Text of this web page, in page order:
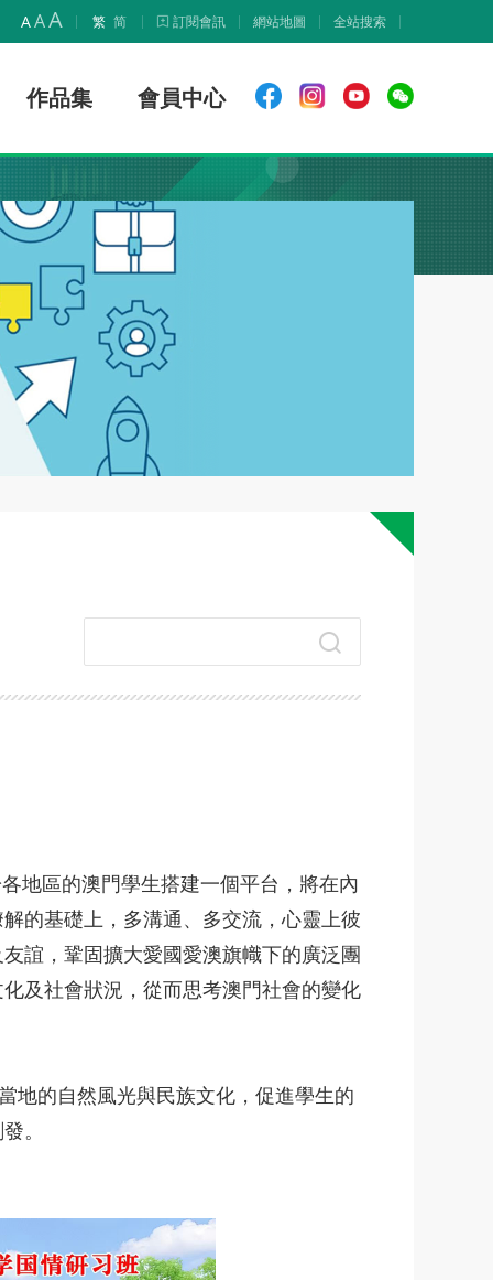
AAA 繁 简 訂閱會訊 網站地圖 全站搜索
作品集 會員中心
區的澳門學生搭建一個平台，將在內
的基礎上，多溝通、多交流，心靈上彼
誼，鞏固擴大愛國愛澳旗幟下的廣泛團
及社會狀況，從而思考澳門社會的變化
的自然風光與民族文化，促進學生的
。